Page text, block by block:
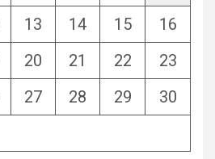
13 14 15
16
20 21 22
23
27 28 29
30